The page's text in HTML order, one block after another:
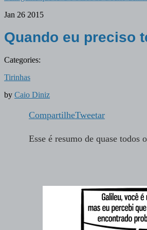
Jan 26 2015
Quando eu preciso
Categories:
Tirinhas
by Caio Diniz
CompartilheTweetar
Esse é resumo de quase todos